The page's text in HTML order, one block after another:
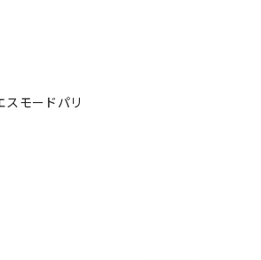
スモードパリ